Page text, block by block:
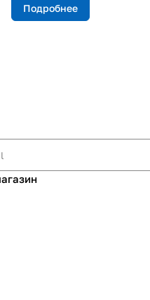
Подробнее